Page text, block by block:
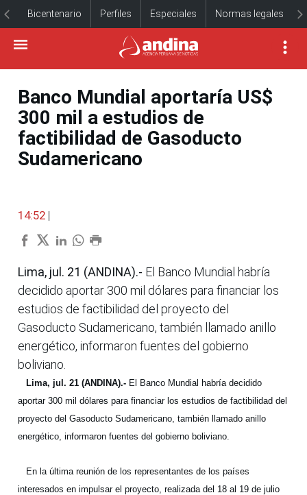
Bicentenario Perfiles Especiales Normas legales
Banco Mundial aportaría US$
300 mil a estudios de
factibilidad de Gasoducto
Sudamericano
14:52 |
Lima, jul. 21 (ANDINA).- El Banco Mundial habría
decidido aportar 300 mil dólares para financiar los
estudios de factibilidad del proyecto del
Gasoducto Sudamericano, también llamado anillo
energético, informaron fuentes del gobierno
boliviano.
Lima, jul. 21 (ANDINA).- El Banco Mundial habría decidido
aportar 300 mil dólares para financiar los estudios de factibilidad del
proyecto del Gasoducto Sudamericano, también llamado anillo
energético, informaron fuentes del gobierno boliviano.
En la última reunión de los representantes de los países
interesados en impulsar el proyecto, realizada del 18 al 19 de julio